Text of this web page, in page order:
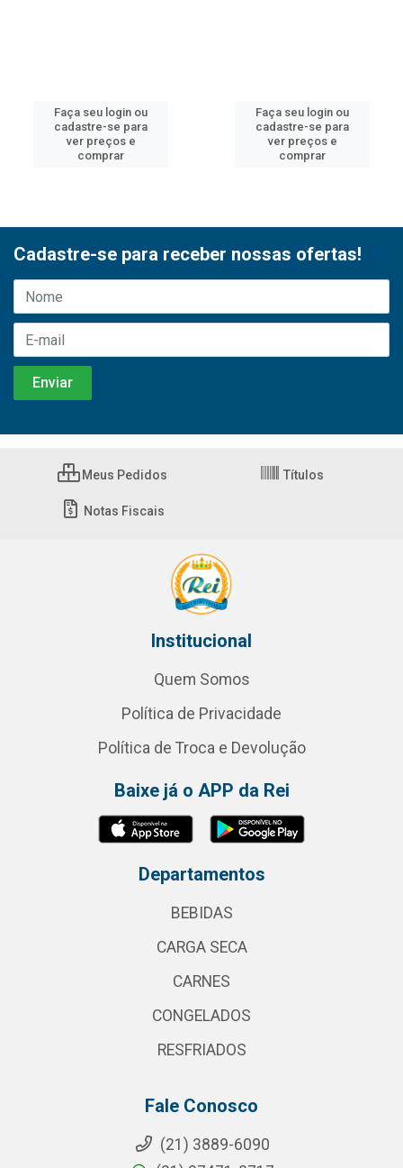
Faça seu login ou
cadastre-se para
ver preços e
comprar
Faça seu login ou
cadastre-se para
ver preços e
comprar
Cadastre-se para receber nossas ofertas!
Meus Pedidos Títulos
Notas Fiscais
Institucional
Quem Somos
Política de Privacidade
Política de Troca e Devolução
Baixe já o APP da Rei
Departamentos
BEBIDAS
CARGA SECA
CARNES
CONGELADOS
RESFRIADOS
Fale Conosco
(21) 3889-6090